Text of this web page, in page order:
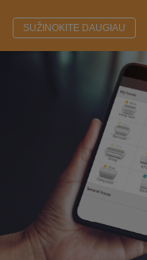
SUŽINOKITE DAUGIAU